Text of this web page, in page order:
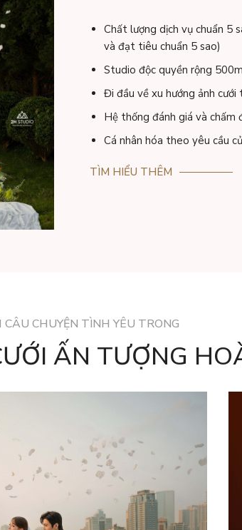
Chất lượng dịch vụ chuẩn 5
và đạt tiêu chuẩn 5 sao)
Studio độc quyền rộng
Đi đầu về xu hướng ảnh cưới
Hệ thống đánh giá và chấm
Cá nhân hóa theo yêu cầu
TÌM HIỂU THÊM
CHUYỆN TÌNH YÊU TRONG
ẤN TƯỢNG